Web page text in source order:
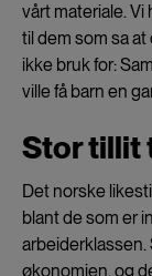
vårt materiale.
til dem som sa
ikke bruk for:
ville få barn en
Stor tillit
Det norske
blant de som er
arbeiderklassen.
økonomien, og